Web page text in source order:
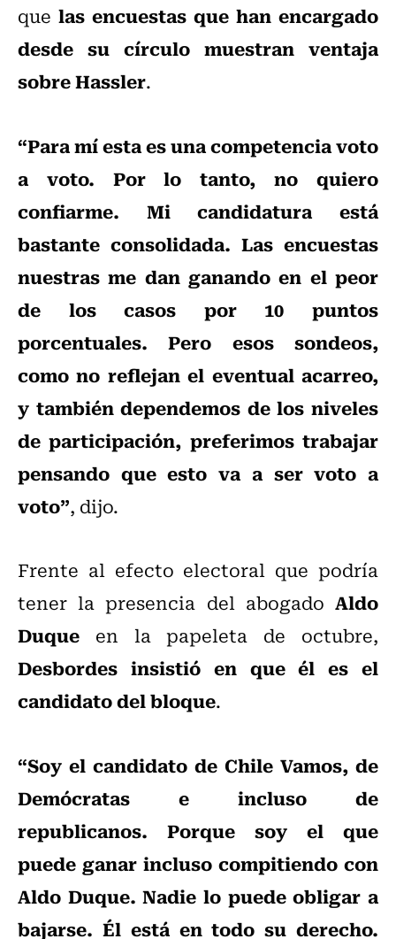
que las encuestas que han encargado
desde su círculo muestran ventaja
sobre Hassler.
“Para mí esta es una competencia voto
a voto. Por lo tanto, no quiero
confiarme. Mi candidatura está
bastante consolidada. Las encuestas
nuestras me dan ganando en el peor
de los casos por 10 puntos
porcentuales. Pero esos sondeos,
como no reflejan el eventual acarreo,
y también dependemos de los niveles
de participación, preferimos trabajar
pensando que esto va a ser voto a
voto”, dijo.
Frente al efecto electoral que podría
tener la presencia del abogado Aldo
Duque en la papeleta de octubre,
Desbordes insistió en que él es el
candidato del bloque.
“Soy el candidato de Chile Vamos, de
Demócratas e incluso de
republicanos. Porque soy el que
puede ganar incluso compitiendo con
Aldo Duque. Nadie lo puede obligar a
bajarse. Él está en todo su derecho.